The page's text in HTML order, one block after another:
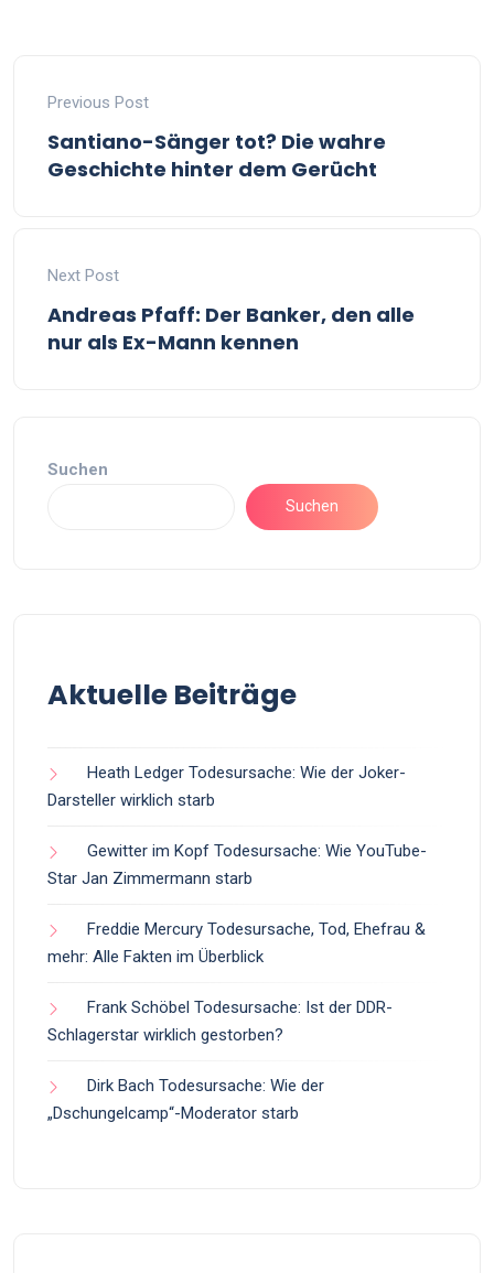
Previous Post
Santiano-Sänger tot? Die wahre
Geschichte hinter dem Gerücht
Next Post
Andreas Pfaff: Der Banker, den alle
nur als Ex-Mann kennen
Suchen
Suchen
Aktuelle Beiträge
Heath Ledger Todesursache: Wie der Joker-
Darsteller wirklich starb
Gewitter im Kopf Todesursache: Wie YouTube-
Star Jan Zimmermann starb
Freddie Mercury Todesursache, Tod, Ehefrau &
mehr: Alle Fakten im Überblick
Frank Schöbel Todesursache: Ist der DDR-
Schlagerstar wirklich gestorben?
Dirk Bach Todesursache: Wie der
„Dschungelcamp“-Moderator starb